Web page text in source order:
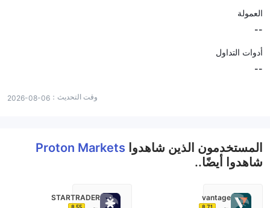
العمولة
--
أدوات التداول
--
وقت التحديث： 2026-08-06
المستخدمون الذين شاهدوا Proton Markets
شاهدوا أيضًا..
vantage
STARTRADER